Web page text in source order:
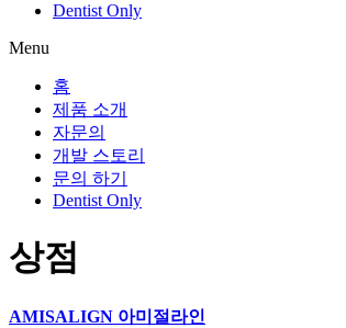
Dentist Only
Menu
홈
제품 소개
자문의
개발 스토리
문의 하기
Dentist Only
상점
AMISALIGN 아미절라인